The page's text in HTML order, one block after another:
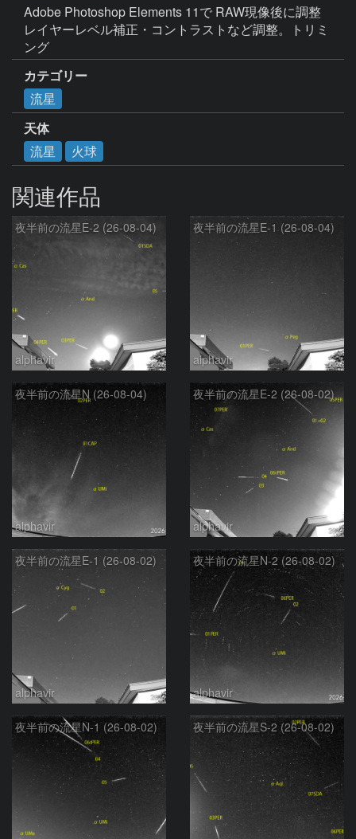
Adobe Photoshop Elements 11で RAW現像後に調整
レイヤーレベル補正・コントラストなど調整。トリミ
ング
カテゴリー
流星
天体
流星
火球
関連作品
夜半前の流星E-2 (26-08-04)
alphavir
夜半前の流星E-1 (26-08-04)
alphavir
夜半前の流星N (26-08-04)
alphavir
夜半前の流星E-2 (26-08-02)
alphavir
夜半前の流星E-1 (26-08-02)
alphavir
夜半前の流星N-2 (26-08-02)
alphavir
夜半前の流星N-1 (26-08-02) 夜半前の流星S-2 (26-08-02)